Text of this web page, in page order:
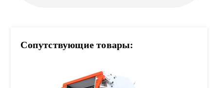
Сопутствующие товары: